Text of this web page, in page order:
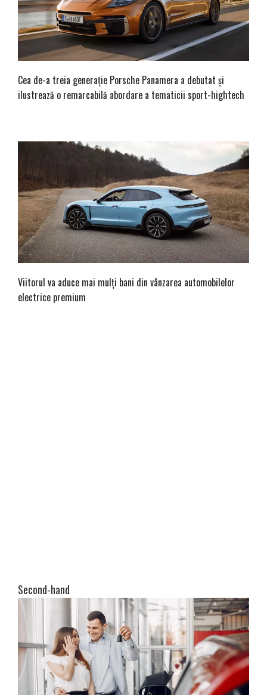
Cea de-a treia generație Porsche Panamera a debutat și
ilustrează o remarcabilă abordare a tematicii sport-hightech
Viitorul va aduce mai mulți bani din vânzarea automobilelor
electrice premium
Second-hand